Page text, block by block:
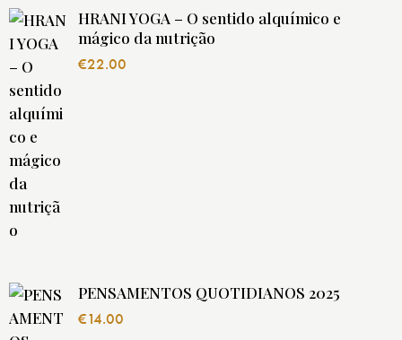
HRANI YOGA – O sentido alquímico e
mágico da nutrição
€22.00
PENSAMENTOS QUOTIDIANOS 2025
€14.00